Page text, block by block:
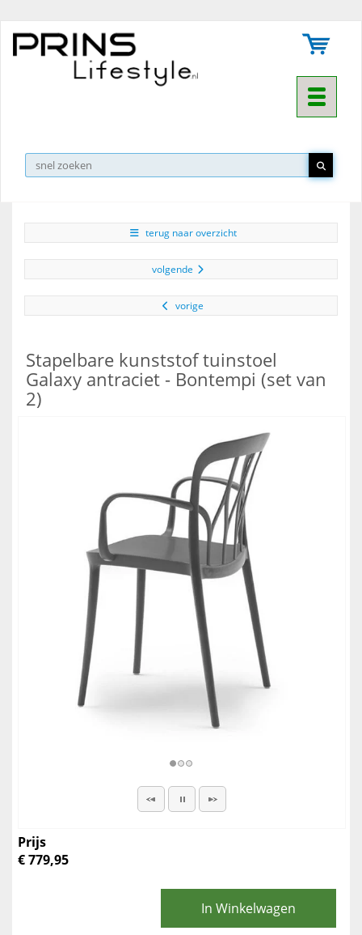
Toggle
▼
terug naar overzicht
volgende
vorige
Stapelbare kunststof tuinstoel
Galaxy antraciet - Bontempi (set van
2)
Prijs
€ 779,95
In Winkelwagen